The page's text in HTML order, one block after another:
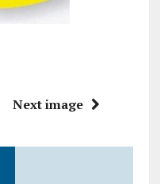
Next image